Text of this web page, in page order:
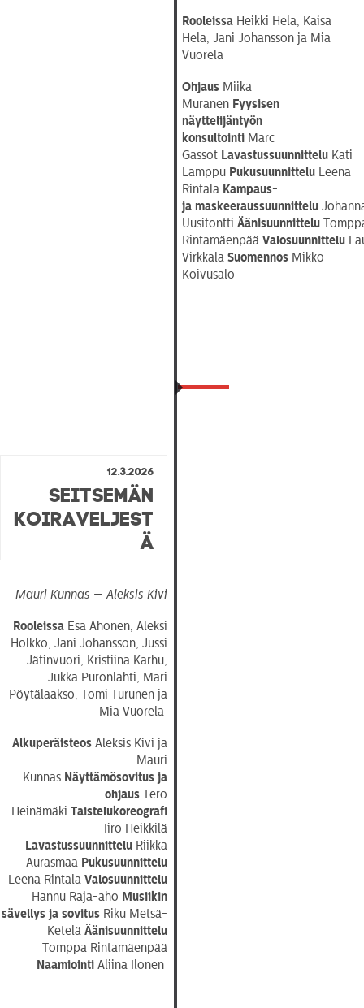
RooleissaHeikki Hela, Kaisa
Hela, Jani Johansson ja Mia
Vuorela
OhjausMiika
Muranen Fyysisen
näyttelijäntyön
konsultointiMarc
Gassot LavastussuunnitteluKati
Lamppu PukusuunnitteluLeena
Rintala Kampaus-
ja maskeeraussuunnittelu
Uusitontti Äänisuunnittelu
Rintamäenpää Valosuunnittelu
Virkkala SuomennosMikko
Koivusalo
12.3.2026
Seitsemän
koiraveljest
ä
Mauri Kunnas — Aleksis Kivi
Rooleissa Esa Ahonen, Aleksi
Holkko, Jani Johansson, Jussi
Jätinvuori, Kristiina Karhu,
Jukka Puronlahti, Mari
Pöytälaakso, Tomi Turunen ja
Mia Vuorela
Alkuperäisteos Aleksis Kivi ja
Mauri
Kunnas Näyttämösovitus ja
ohjaus Tero
HeinämäkiTaistelukoreografi
Iiro Heikkilä
Lavastussuunnittelu Riikka
Aurasmaa Pukusuunnittelu
Leena RintalaValosuunnittelu
Hannu Raja-aho Musiikin
sävellys ja sovitus Riku Metsä-
KeteläÄänisuunnittelu
Tomppa Rintamäenpää
NaamiointiAliina Ilonen